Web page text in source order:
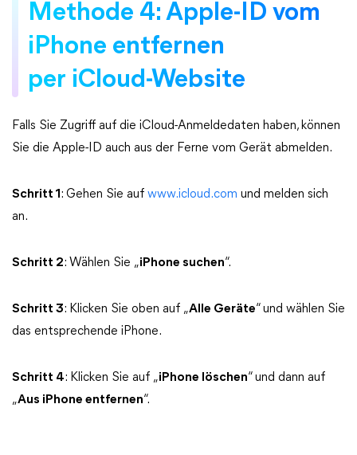
Methode 4: Apple-ID vom
iPhone entfernen
per iCloud-Website
Falls Sie Zugriff auf die iCloud-Anmeldedaten haben, können
Sie die Apple-ID auch aus der Ferne vom Gerät abmelden.
Schritt 1 : Gehen Sie auf www.icloud.com und melden sich
an.
Schritt 2: Wählen Sie „iPhone suchen“.
Schritt 3: Klicken Sie oben auf „Alle Geräte“ und wählen Sie
das entsprechende iPhone.
Schritt 4: Klicken Sie auf „iPhone löschen“ und dann auf
„Aus iPhone entfernen“.